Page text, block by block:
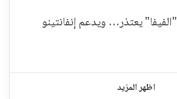
"الفيفا" يعتذر… ويدعم إنفانتينو
اظهر المزيد